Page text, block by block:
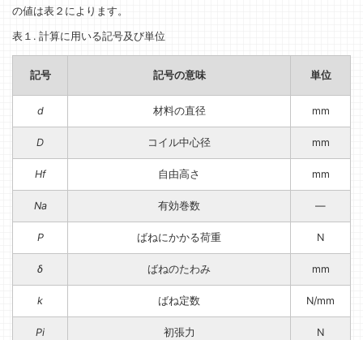
の値は表２によります。
表１. 計算に用いる記号及び単位
記号 記号の意味 単位
d 材料の直径 mm
D コイル中心径 mm
Hf 自由高さ mm
Na 有効巻数 —
P ばねにかかる荷重 N
δ ばねのたわみ mm
k ばね定数 N/mm
Pi 初張力 N